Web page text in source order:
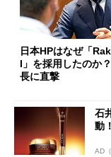
日本HPはなぜ「
I」を採用したのか
長に直撃
石
動
AD